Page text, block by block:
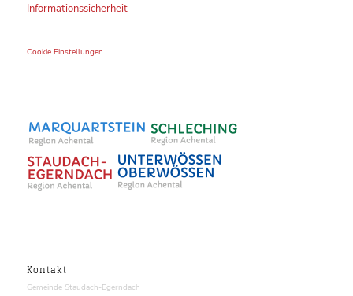
Informationssicherheit
Cookie Einstellungen
Kontakt
Gemeinde Staudach-Egerndach